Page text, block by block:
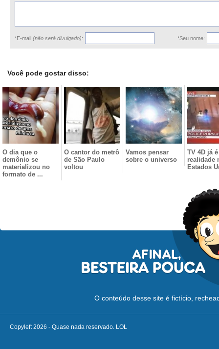
*E-mail (não será divulgado): *Seu nome:
Você pode gostar disso:
O dia que o
demônio se
materializou no
formato de ...
O cantor do metrô
de São Paulo
voltou
Vamos pensar
sobre o universo
TV 4D já é
realidade
Estados
O conteúdo desse site é fictício,
Copyleft 2026 - Quase nada reservado. LOL